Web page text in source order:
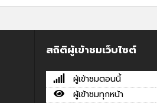
สถิติผู้เข้าชมเว็บไซต์
ผู้เข้าชมตอนนี้
ผู้เข้าชมทุกหน้า